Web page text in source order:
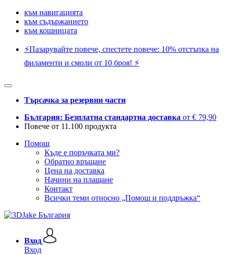
към навигацията
към съдържанието
към кошницата
⚡️Пазарувайте повече, спестете повече: 10% отстъпка на
филаменти и смоли от 10 броя! ⚡️
Търсачка за резервни части
България: Безплатна стандартна доставка от € 79,90
Повече от 11.100 продукта
Помощ
Къде е поръчката ми?
Обратно връщане
Цена на доставка
Начини на плащане
Контакт
Всички теми относно „Помощ и поддръжка“
Вход
Вход